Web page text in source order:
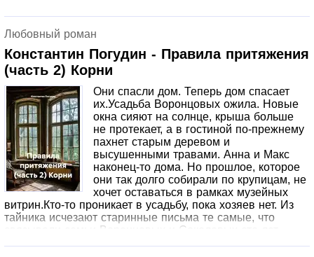
Любовный роман
Константин Погудин - Правила притяжения
(часть 2) Корни
Они спасли дом. Теперь дом спасает
их.Усадьба Воронцовых ожила. Новые
окна сияют на солнце, крыша больше
не протекает, а в гостиной по-прежнему
пахнет старым деревом и
высушенными травами. Анна и Макс
наконец-то дома. Но прошлое, которое
они так долго собирали по крупицам, не
хочет оставаться в рамках музейных
витрин.Кто-то проникает в усадьбу, пока хозяев нет. Из
тайника исчезают старинные письма те самые, что
связывали семьи Воронцовых и Соколовых сто лет